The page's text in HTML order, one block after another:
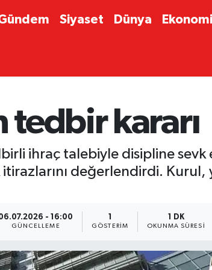
Siyaset Dünya Ekonomi
tedbir kararı
ihraç talebiyle disipline sevk
değerlendirdi. Kurul,
- 16:00
GÜNCELLEME GÖSTERIM
1 DK
OKUNMA SÜRESI